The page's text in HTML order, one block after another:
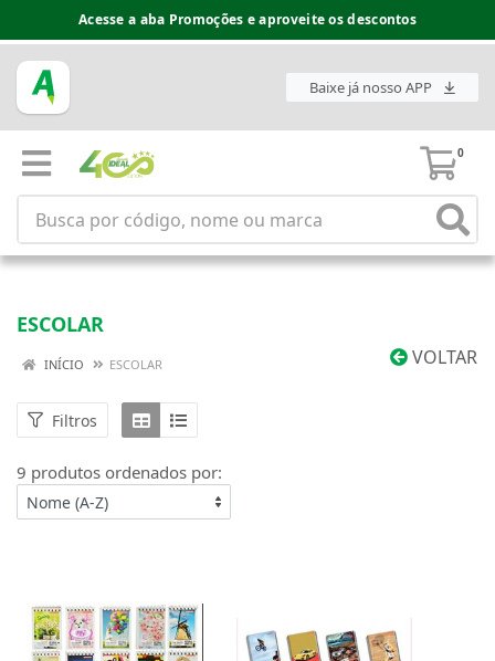
Acesse a aba Promoções e aproveite os descontos
Baixe já nosso APP
0
ESCOLAR
VOLTAR
INÍCIO ESCOLAR
Filtros
9 produtos ordenados por: